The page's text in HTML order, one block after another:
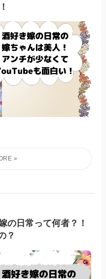
の日常って何者？！
？